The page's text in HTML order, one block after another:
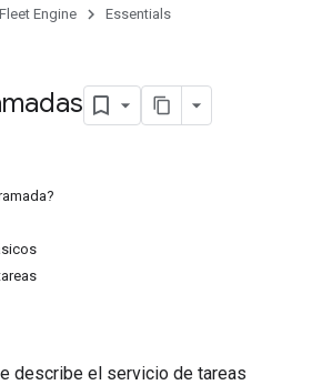
Fleet Engine Essentials
describe el servicio de tareas